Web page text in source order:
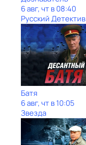
6 авг, чт в 08:40
Русский Детектив
Батя
6 авг, чт в 10:05
Звезда